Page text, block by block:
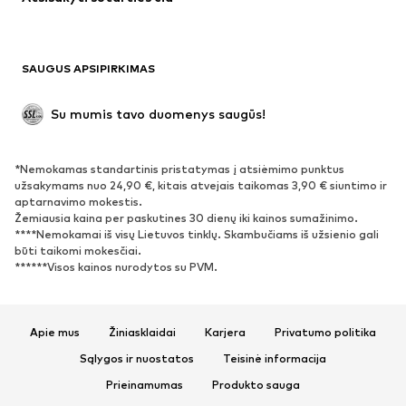
BATAI
Naujienos
Batai ir auliniai batai
Atviri batai
Išskirtiniai
SPORTAS
Sportiniai drabužiai
AKSESUARAI
Kepurės
SAUGUS APSIPIRKIMAS
Su mumis tavo duomenys saugūs!
*Nemokamas standartinis pristatymas į atsiėmimo punktus
užsakymams nuo 24,90 €, kitais atvejais taikomas 3,90 € siuntimo ir
aptarnavimo mokestis.
Žemiausia kaina per paskutines 30 dienų iki kainos sumažinimo.
****Nemokamai iš visų Lietuvos tinklų. Skambučiams iš užsienio gali
būti taikomi mokesčiai.
******Visos kainos nurodytos su PVM.
Apie mus Žiniasklaidai Karjera
Privatumo politika
Sąlygos ir nuostatos
Teisinė informacija
Prieinamumas
Produkto sauga